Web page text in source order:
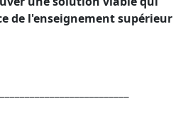
de l'enseignement supérieur